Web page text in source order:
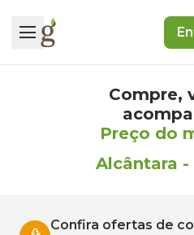
Compre,
Preço do
Alcântara -
Confira ofertas de